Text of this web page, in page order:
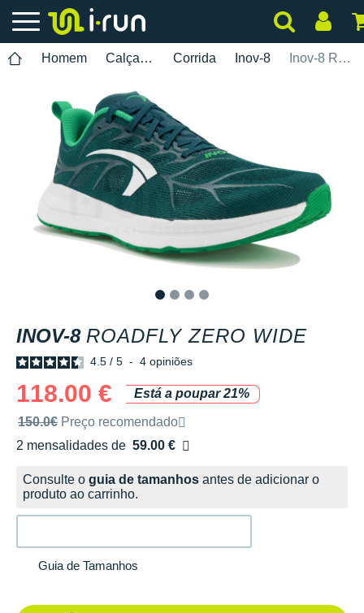
Homem Calçados Corrida Inov-8 Inov-8 Roadfly Zero Wide
INOV-8 ROADFLY ZERO WIDE
4.5 / 5 - 4 opiniões
118.00 €
Está a poupar 21%
Preço de venda recomendado pela marca
150.0€ Preço recomendado
2 mensalidades de 59.00 €
sem custos
Consulte o guia de tamanhos antes de adicionar o
produto ao carrinho.
Guia de Tamanhos